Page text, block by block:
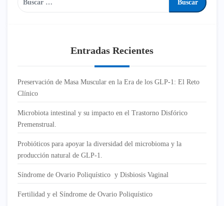
Entradas Recientes
Preservación de Masa Muscular en la Era de los GLP-1: El Reto
Clínico
Microbiota intestinal y su impacto en el Trastorno Disfórico
Premenstrual.
Probióticos para apoyar la diversidad del microbioma y la
producción natural de GLP-1.
Síndrome de Ovario Poliquístico y Disbiosis Vaginal
Fertilidad y el Síndrome de Ovario Poliquístico